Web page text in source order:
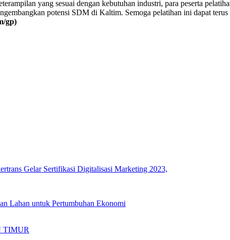
yang sesuai dengan kebutuhan industri, para peserta
potensi SDM di Kaltim. Semoga pelatihan ini dapat
gp)
Gelar Sertifikasi Digitalisasi Marketing 2023,
Lahan untuk Pertumbuhan Ekonomi
TIMUR